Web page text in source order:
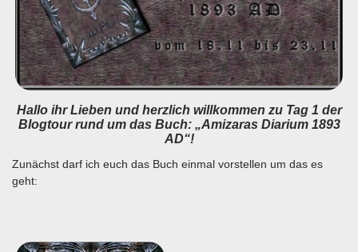
Hallo ihr Lieben und herzlich willkommen zu Tag 1 der
Blogtour rund um das Buch: „Amizaras Diarium 1893
AD“!
Zunächst darf ich euch das Buch einmal vorstellen um das es
geht: